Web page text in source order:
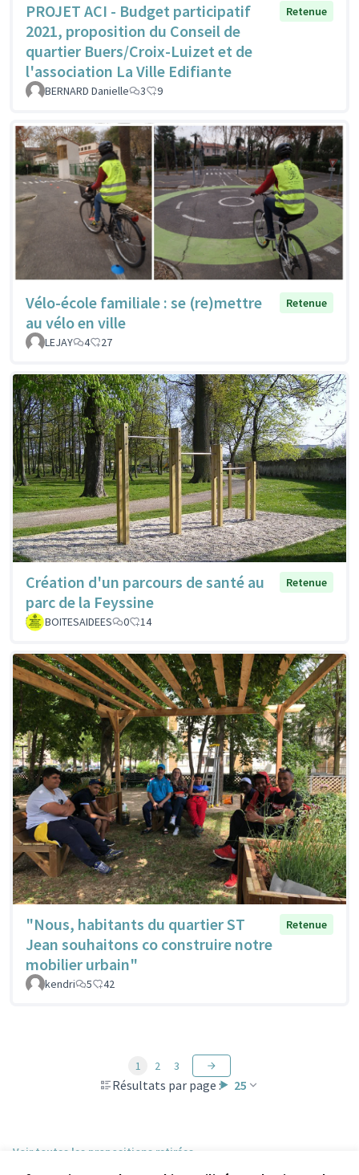
PROJET ACI - Budget participatif
2021, proposition du Conseil de
quartier Buers/Croix-Luizet et de
l'association La Ville Edifiante
Retenue
BERNARD Danielle 3 9
Vélo-école familiale : se (re)mettre
au vélo en ville
Retenue
LEJAY 4 27
Création d'un parcours de santé au
parc de la Feyssine
Retenue
BOITESAIDEES 0 14
"Nous, habitants du quartier ST
Jean souhaitons co construire notre
mobilier urbain"
Retenue
kendri 5 42
Résultats par page : 25
1 2 3
Voir toutes les propositions retirées